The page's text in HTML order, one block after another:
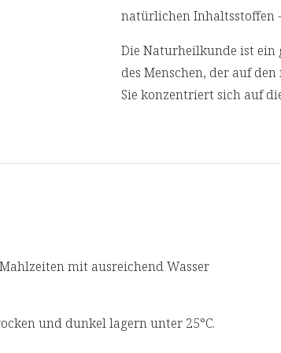
Stress zu schützen. Selen trägt
Quelle von Antioxidantien
E,
2
natürlichen Inhaltsstoffen
Die Naturheilkunde ist
des Menschen, der auf
Sie konzentriert sich auf
mit ausreichend Wasser
und dunkel lagern unter 25°C.